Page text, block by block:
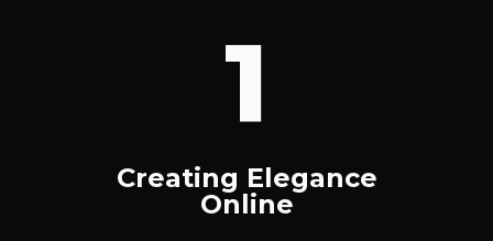
1
Creating Elegance
Online